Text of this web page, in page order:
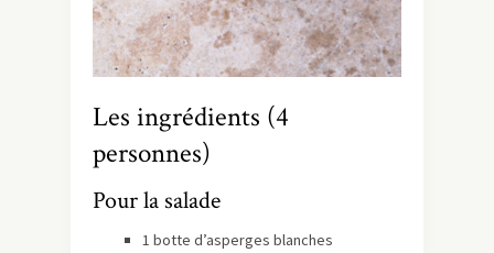
Les ingrédients (4
personnes)
Pour la salade
1 botte d’asperges blanches